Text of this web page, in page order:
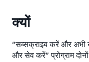
क्यों
“सब्सक्राइब करें और अभी
और सेव करें” प्रोग्राम